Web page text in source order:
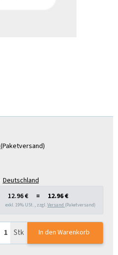
Deutschland
12.96 € = 12.96 €
exkl. 19% USt. , zzgl.Versand (Paketversand)
Stk In den Warenkorb
(Paketversand)